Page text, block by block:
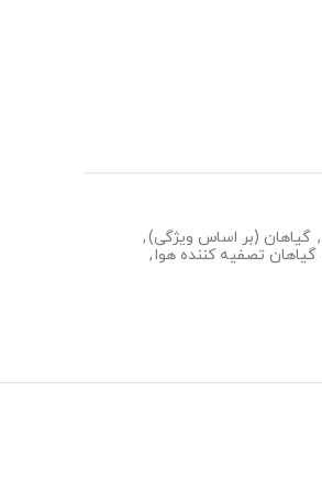
, گیاهان (بر اساس ویژگی),
گیاهان تصفیه کننده هوا,